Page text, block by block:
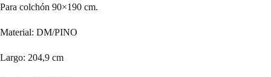
Para colchón 90×190 cm.
Material: DM/PINO
Largo: 204,9 cm